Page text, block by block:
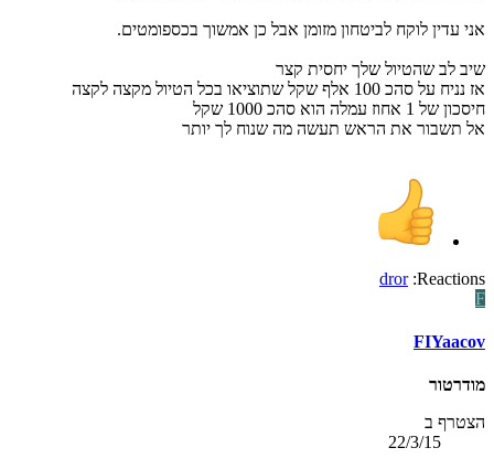
אני עדין לוקח לביטחון מזומן אבל כן אמשוך בכספומטים.
שיב לב שהטיול שלך יחסית קצר
אז נניח על סהכ 100 אלף שקל שתוציאו בכל הטיול מקצה לקצה
חיסכון של 1 אחוז עמלה הוא סהכ 1000 שקל
אל תשבור את הראש תעשה מה שנוח לך יותר
Reactions:
dror
F
FIYaacov
מודרטור
הצטרף ב
22/3/15